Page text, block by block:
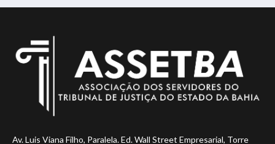
Av. Luis Viana Filho, Paralela. Ed. Wall Street Empresarial, Torre